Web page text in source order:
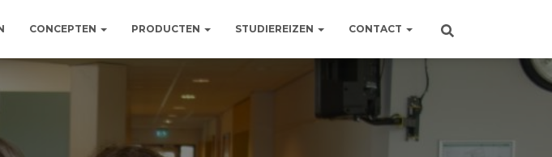
CONCEPTEN PRODUCTEN STUDIEREIZEN CONTACT